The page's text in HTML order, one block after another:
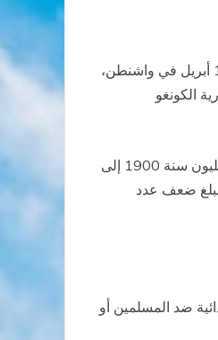
شهدت السنوات المئة الماضية ارتفاعاً حاداً في عدد المؤمنين المسيحيين والمسلمين في إفريقيا. هذا ما يكشف عنه تقرير صدر عن مركز بيو للأبحاث بتاريخ 15 أبريل في واشنطن،
تشاد، جمهورية الكونغو
ووفقاً للتقرير، فإن عدد المسلمين في إفريقيا جنوب الصحراء ارتفع من 11 مليون سنة 1900 إلى 234 مليون سنة 2010، فيما ارتفع عدد المسيحيين من 7 مليون سنة 1900 إلى
ضعف عدد
ضد المسلمين أو